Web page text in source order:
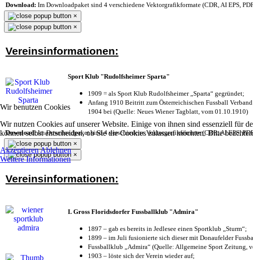
Wir benutzen Cookies
Wir nutzen Cookies auf unserer Website. Einige von ihnen sind essenziell für
können selbst entscheiden, ob Sie die Cookies zulassen möchten. Bitte
AkzeptierenAblehnen
Weitere Informationen
Download: Im Downloadpaket sind 4 verschiedene Vektorgrafikformate (CDR, AI EPS,
×
×
Vereinsinformationen:
Sport Klub "Rudolfsheimer Sparta"
1909 = als Sport Klub Rudolfsheimer „Sparta“ gegründet;
Anfang 1910 Beitritt zum Österreichischen Fussball
1904 bei (Quelle: Neues Wiener Tagblatt, vom 01.10.1910)
Download:Im Downloadpaket sind 4 verschiedene Vektorgrafikformate (CDR, AI EPS,
×
×
Vereinsinformationen:
I. Gross Floridsdorfer Fussballklub "Admira"
1897 – gab es bereits in Jedlesee einen Sportklub „Sturm“;
1899 – im Juli fusionierte sich dieser mit Donaufelder
Fussballklub „Admira“ (Quelle: Allgemeine Sport Zeitung,
1903 – löste sich der Verein wieder auf;